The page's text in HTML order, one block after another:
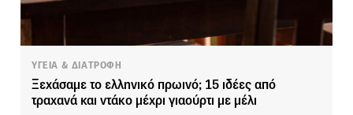
ΥΓΕΙΑ & ΔΙΑΤΡΟΦΗ
Ξεχάσαμε το ελληνικό πρωινό; 15 ιδέες από
τραχανά και ντάκο μέχρι γιαούρτι με μέλι